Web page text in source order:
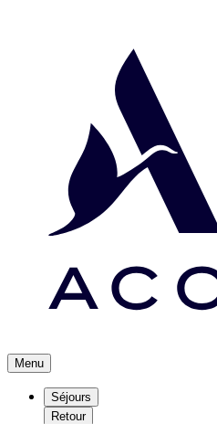
Menu
Séjours
Retour